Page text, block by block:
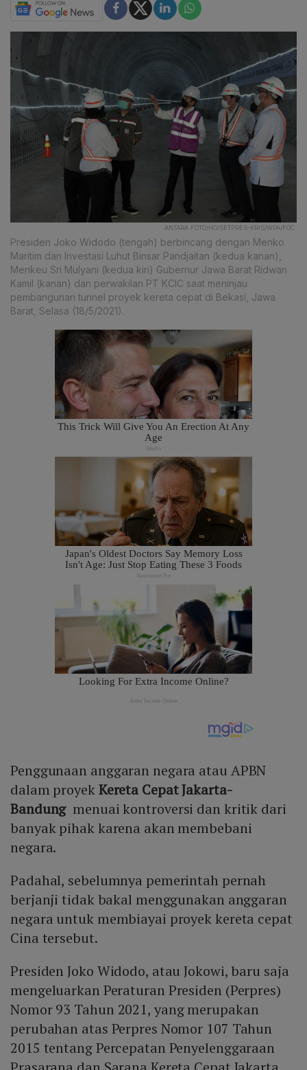
ANTARA FOTO/HO/SETPRES-KRIS/WPA/FOC.
Presiden Joko Widodo (tengah) berbincang dengan Menko
Maritim dan Investasi Luhut Binsar Pandjaitan (kedua kanan),
Menkeu Sri Mulyani (kedua kiri) Gubernur Jawa Barat Ridwan
Kamil (kanan) dan perwakilan PT KCIC saat meninjau
pembangunan tunnel proyek kereta cepat di Bekasi, Jawa
Barat, Selasa (18/5/2021).
Penggunaan anggaran negara atau APBN
dalam proyekKereta Cepat Jakarta-
Bandungmenuai kontroversi dan kritik dari
banyak pihak karena akan membebani
negara.
Padahal, sebelumnya pemerintah pernah
berjanji tidak bakal menggunakan anggaran
negara untuk membiayai proyek kereta cepat
Cina tersebut.
Presiden Joko Widodo, atau Jokowi, baru saja
mengeluarkan Peraturan Presiden (Perpres)
Nomor 93 Tahun 2021, yang merupakan
perubahan atas Perpres Nomor 107 Tahun
2015 tentang Percepatan Penyelenggaraan